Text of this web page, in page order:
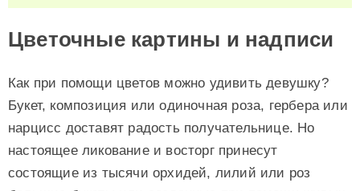
Цветочные картины и надписи
Как при помощи цветов можно удивить девушку?
Букет, композиция или одиночная роза, гербера или
нарцисс доставят радость получательнице. Но
настоящее ликование и восторг принесут
состоящие из тысячи орхидей, лилий или роз